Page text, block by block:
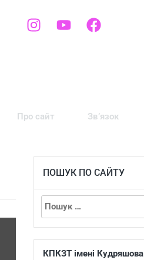
Про сайт Зв’язок
ПОШУК ПО САЙТУ
КПКЗТ імені Кудряшова